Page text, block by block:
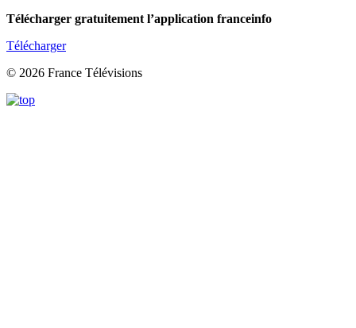
Télécharger gratuitement l’application franceinfo
Télécharger
© 2026 France Télévisions